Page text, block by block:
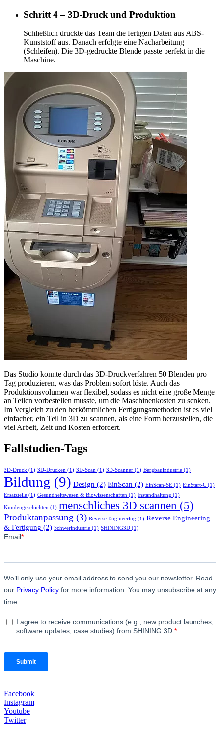
Schritt 4 – 3D-Druck und Produktion
Schließlich druckte das Team die fertigen Daten aus ABS-
Kunststoff aus. Danach erfolgte eine Nacharbeitung
(Schleifen). Die 3D-gedruckte Blende passte perfekt in die
Maschine.
Das Studio konnte durch das 3D-Druckverfahren 50 Blenden pro
Tag produzieren, was das Problem sofort löste. Auch das
Produktionsvolumen war flexibel, sodass es nicht eine große Menge
an Teilen vorbestellen musste, um die Maschinenkosten zu senken.
Im Vergleich zu den herkömmlichen Fertigungsmethoden ist es viel
einfacher, ein Teil in 3D zu scannen, als eine Form herzustellen, die
viel Arbeit, Zeit und Kosten erfordert.
Fallstudien-Tags
3D-Druck (1) 3D-Drucken (1) 3D-Scan (1) 3D-Scanner (1) Bergbauindustrie (1)
Bildung (9) Design (2) EinScan (2) EinScan-SE (1) EinStart-C (1)
Ersatzteile (1) Gesundheitswesen & Biowissenschaften (1) Instandhaltung (1)
Kundengeschichten (1) menschliches 3D scannen (5)
Produktanpassung (3) Reverse Engineering (1) Reverse Engineering
& Fertigung (2) Schwerindustrie (1) SHINING3D (1)
Facebook
Instagram
Youtube
Twitter